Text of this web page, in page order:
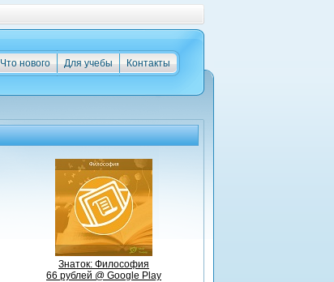
Контакты
Для учебы
Что нового
Знаток: Философия
66 рублей @ Google Play